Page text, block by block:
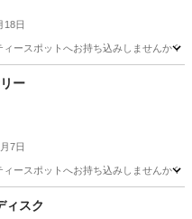
18日
スポットへお持ち込みしませんか？
ー
7日
スポットへお持ち込みしませんか？
ィスク